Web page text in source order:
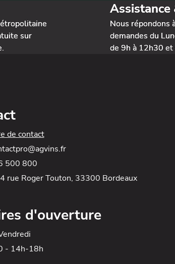
sur
Assistance
Nous répondons
demandes du
de 9h à 12h30
de contact
500 800
rue Roger Touton, 33300 Bordeaux
d'ouverture
- 14h-18h